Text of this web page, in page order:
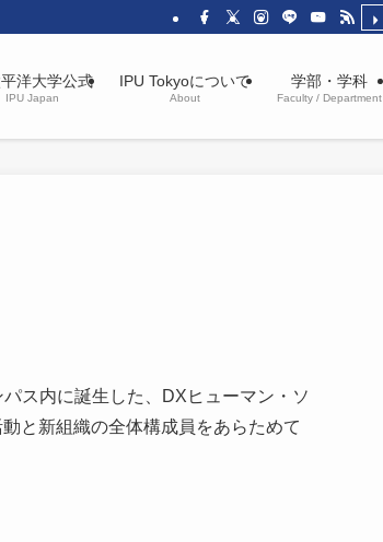
洋大学公式
IPU Japan
IPU Tokyoについて
About
学部・学科
Faculty / Department
ス内に誕生した、DXヒューマン・ソ
と新組織の全体構成員をあらためて